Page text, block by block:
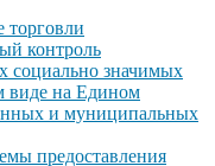
торговли
контроль
социально значимых
виде на Едином
и муниципальных
предоставления